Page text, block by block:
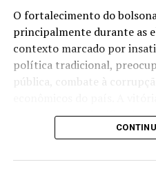
argumentem que houve
investigações e decisões
contribuíram para o
junto a parte do eleitorado.
nos últimos anos também
nacional, reduzindo a
O fortalecimento do
principalmente durante as
contexto marcado por
política tradicional,
pública, combate à
uma mudança
brasileiro, impulsionando